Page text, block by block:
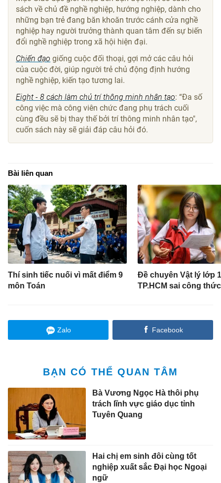
sách về chủ đề nghề nghiệp, hướng nghiệp, dành cho
những bạn trẻ đang băn khoăn trước cánh cửa nghề
nghiệp hay người trưởng thành quan tâm đến sự biến
đổi nghề nghiệp trong xã hội hiện đại.
Chiến đạo giống cuộc đối thoại, gợi mở các câu hỏi
của cuộc đời, giúp người trẻ chủ động định hướng
nghề nghiệp, kiến tạo tương lai.
Eight - 8 cách làm chủ trí thông minh nhân tạo: “Đa số
công việc mà công viên chức đang phụ trách cuối
cùng đều sẽ bị thay thế bởi trí thông minh nhân tạo",
cuốn sách này sẽ giải đáp câu hỏi đó.
Bài liên quan
Thí sinh tiếc nuối vì mất điểm 9
môn Toán
Đề chuyên Vật lý lớp
TP.HCM sai công thức
Zalo Facebook
BẠN CÓ THỂ QUAN TÂM
Bà Vương Ngọc Hà thôi phụ
trách lĩnh vực giáo dục tỉnh
Tuyên Quang
Hai chị em sinh đôi cùng tốt
nghiệp xuất sắc Đại học Ngoại
ngữ